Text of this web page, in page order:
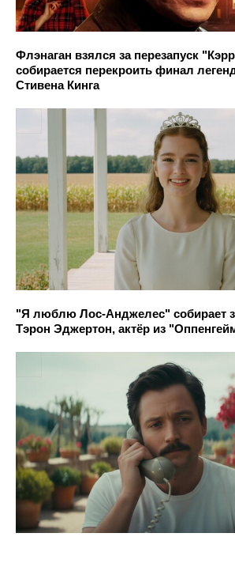
Флэнаган взялся за перезапуск
собирается перекроить финал
Стивена Кинга
"Я люблю Лос-Анджелес" собирает
Тэрон Эджертон, актёр из